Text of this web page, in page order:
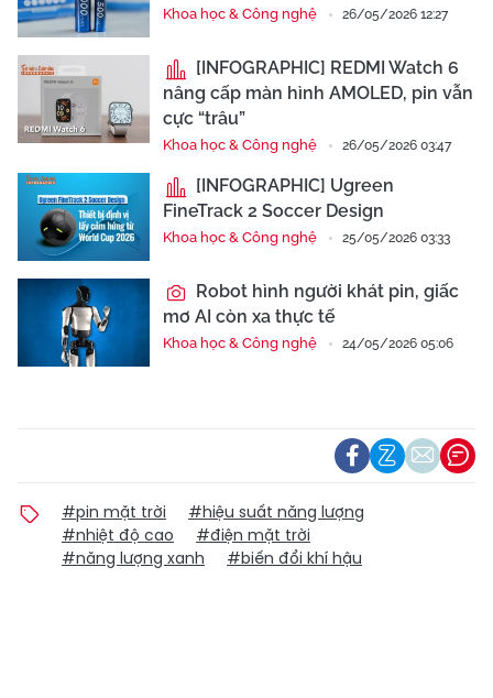
Khoa học & Công nghệ 26/05/2026 12:27
[INFOGRAPHIC] REDMI Watch 6
nâng cấp màn hình AMOLED, pin vẫn
cực “trâu”
Khoa học & Công nghệ 26/05/2026 03:47
[INFOGRAPHIC] Ugreen
FineTrack 2 Soccer Design
Khoa học & Công nghệ 25/05/2026 03:33
Robot hình người khát pin, giấc
mơ AI còn xa thực tế
Khoa học & Công nghệ 24/05/2026 05:06
#pin mặt trời
#hiệu suất năng lượng
#nhiệt độ cao
#điện mặt trời
#năng lượng xanh
#biến đổi khí hậu